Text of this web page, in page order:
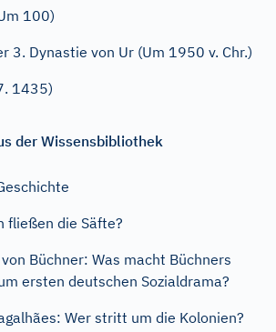
100)
3. Dynastie von Ur (Um 1950 v. Chr.)
1435)
der Wissensbibliothek
fließen die Säfte?
Büchner: Was macht Büchners
ersten deutschen Sozialdrama?
Wer stritt um die Kolonien?